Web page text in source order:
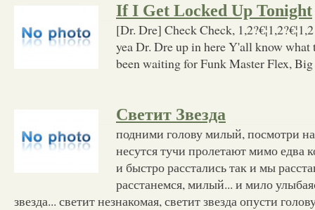
If I Get Locked Up Tonight
[Dr. Dre] Check Check,
yea Dr. Dre up in here Y'all know
been waiting for Funk Master Flex,
Светит Звезда
подними голову милый, посмотри
несутся тучи пролетают мимо едва
и быстро расстались так и мы
расстанемся, милый... и мило
звезда... светит незнакомая, светит звезда опусти